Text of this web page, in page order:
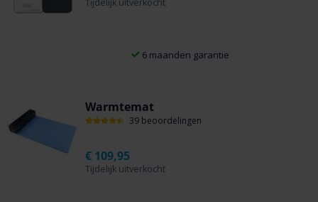
Warmtemat
39 beoordelingen
Tijdelijk uitverkocht
€ 109,95
6 maanden garantie